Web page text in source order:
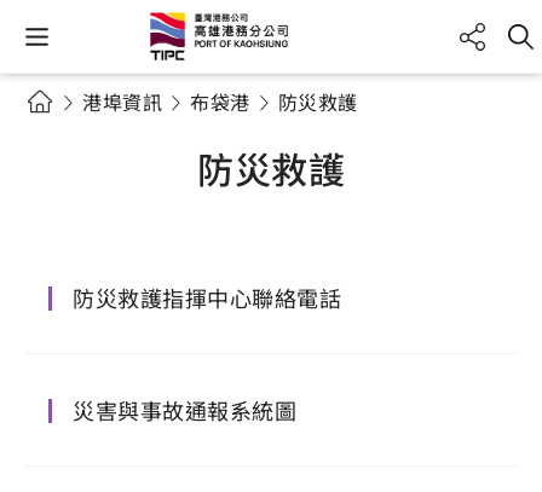
港埠資訊 布袋港 防災救護
防災救護
防災救護指揮中心聯絡電話
災害與事故通報系統圖